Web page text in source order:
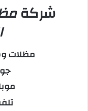
شركة
مظلات
جول /
موبايل
تلفون